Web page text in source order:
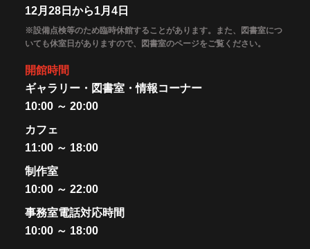
12月28日から1月4日
※設備点検等のため臨時休館することがあります。また、図書室につ
いても休室日がありますので、図書室のページをご覧ください。
開館時間
ギャラリー・図書室・情報コーナー
10:00 ～ 20:00
カフェ
11:00 ～ 18:00
制作室
10:00 ～ 22:00
事務室電話対応時間
10:00 ～ 18:00